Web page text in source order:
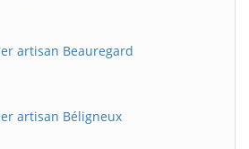
artisan Beauregard
artisan Béligneux